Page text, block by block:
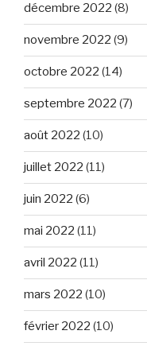
décembre 2022 (8)
novembre 2022 (9)
octobre 2022 (14)
septembre 2022 (7)
août 2022 (10)
juillet 2022 (11)
juin 2022 (6)
mai 2022 (11)
avril 2022 (11)
mars 2022 (10)
février 2022 (10)